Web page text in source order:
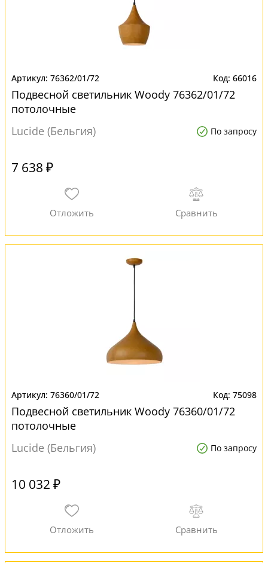
76362/01/72 66016
Подвесной светильник Woody 76362/01/72
потолочные
Lucide (Бельгия)
По запросу
7 638 ₽
76360/01/72 75098
Подвесной светильник Woody 76360/01/72
потолочные
Lucide (Бельгия)
По запросу
10 032 ₽